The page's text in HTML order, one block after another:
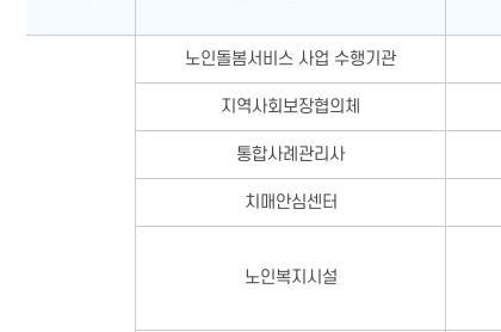
노인돌봄서비스 사업 수행기관
지역사회보장협의체
통합사례관리사
치매안심센터
노인복지시설